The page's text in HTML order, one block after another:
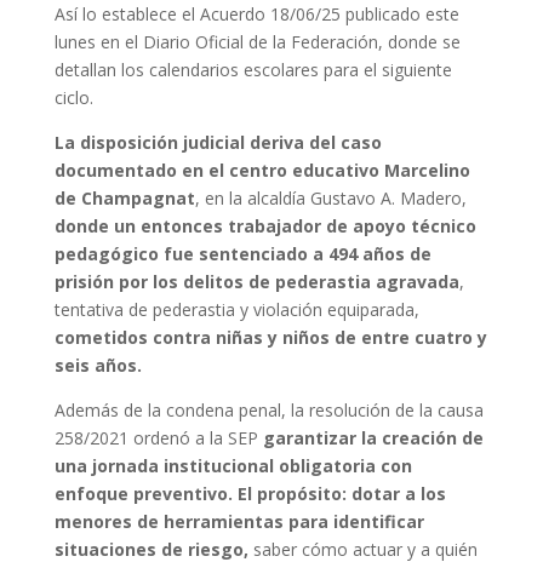
Así lo establece el Acuerdo 18/06/25 publicado este
lunes en el Diario Oficial de la Federación, donde se
detallan los calendarios escolares para el siguiente
ciclo.
La disposición judicial deriva del caso
documentado en el centro educativo Marcelino
de Champagnat, en la alcaldía Gustavo A. Madero,
donde un entonces trabajador de apoyo técnico
pedagógico fue sentenciado a 494 años de
prisión por los delitos de pederastia agravada,
tentativa de pederastia y violación equiparada,
cometidos contra niñas y niños de entre cuatro y
seis años.
Además de la condena penal, la resolución de la causa
258/2021 ordenó a la SEP garantizar la creación de
una jornada institucional obligatoria con
enfoque preventivo. El propósito: dotar a los
menores de herramientas para identificar
situaciones de riesgo, saber cómo actuar y a quién